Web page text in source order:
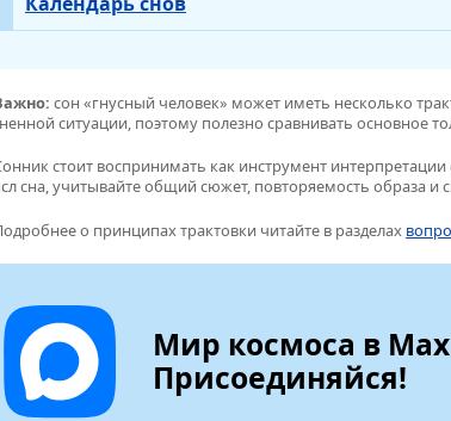
сон «гнусный человек» может иметь несколько
ситуации, поэтому полезно сравнивать основное
стоит воспринимать как инструмент
сна, учитывайте общий сюжет, повторяемость образа и
о принципах трактовки читайте в разделах
Мир космоса в
Присоединяйся!